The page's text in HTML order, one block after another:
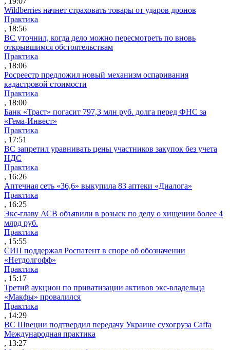
Wildberries начнет страховать товары от ударов дронов
Практика
, 18:56
ВС уточнил, когда дело можно пересмотреть по вновь
открывшимся обстоятельствам
Практика
, 18:06
Росреестр предложил новый механизм оспаривания
кадастровой стоимости
Практика
, 18:00
Банк «Траст» погасит 797,3 млн руб. долга перед ФНС за
«Гема-Инвест»
Практика
, 17:51
ВС запретил уравнивать цены участников закупок без учета
НДС
Практика
, 16:26
Аптечная сеть «36,6» выкупила 83 аптеки «Диалога»
Практика
, 16:25
Экс-главу АСВ объявили в розыск по делу о хищении более 4
млрд руб.
Практика
, 15:55
СИП поддержал Роспатент в споре об обозначении
«Нетдолгофф»
Практика
, 15:17
Третий аукцион по приватизации активов экс-владельца
«Макфы» провалился
Практика
, 14:29
ВС Швеции подтвердил передачу Украине сухогруза Caffa
Международная практика
, 13:27